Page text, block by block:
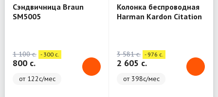
Сэндвичница Braun
SM5005
1 100 c. - 300 c.
800 c.
от 122с/мес
Колонка беспроводная
Harman Kardon Citation
3 581 c. - 976 c.
2 605 c.
от 398с/мес